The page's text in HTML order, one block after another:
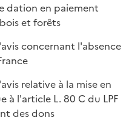
dation en paiement
et forêts
concernant l'absence
relative à la mise en
l'article L. 80 C du LPF
des dons